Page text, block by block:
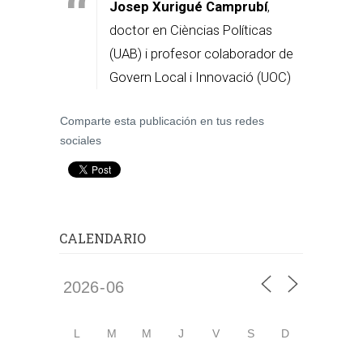
Josep Xurigué Camprubí,
doctor en Cièncias Políticas
(UAB) i profesor colaborador de
Govern Local i Innovació (UOC)
Comparte esta publicación en tus redes
sociales
CALENDARIO
L M M J V S D